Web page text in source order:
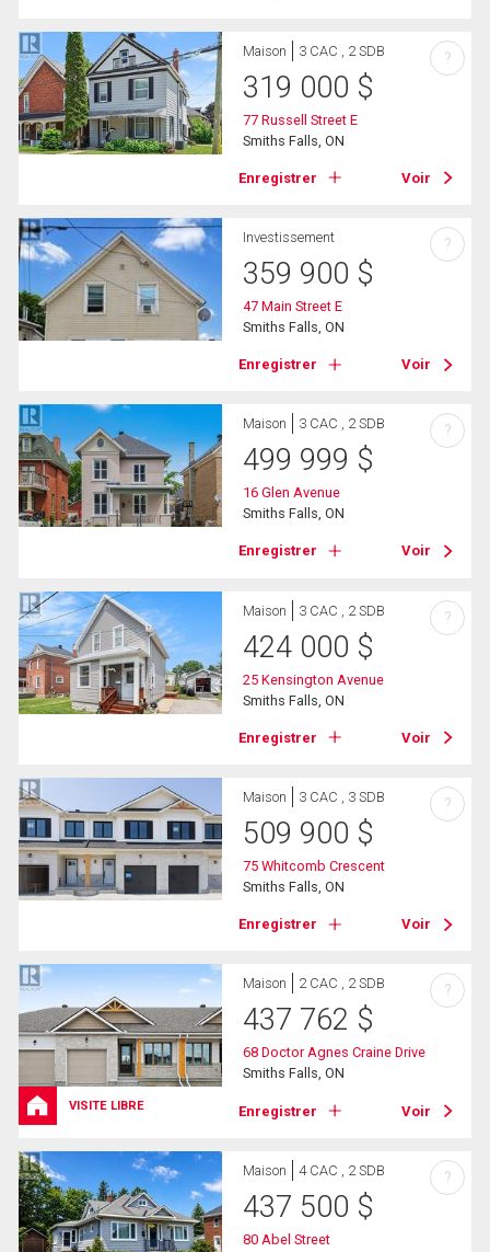
Maison 3 CAC , 2 SDB
319 000 $
77 Russell Street E
Smiths Falls, ON
Enregistrer Voir
?
Investissement
359 900 $
47 Main Street E
Smiths Falls, ON
Enregistrer Voir
?
Maison 3 CAC , 2 SDB
499 999 $
16 Glen Avenue
Smiths Falls, ON
Enregistrer Voir
?
Maison 3 CAC , 2 SDB
424 000 $
25 Kensington Avenue
Smiths Falls, ON
Enregistrer Voir
?
Maison 3 CAC , 3 SDB
509 900 $
75 Whitcomb Crescent
Smiths Falls, ON
Enregistrer Voir
?
VISITE LIBRE
Maison 2 CAC , 2 SDB
437 762 $
68 Doctor Agnes Craine Drive
Smiths Falls, ON
Enregistrer Voir
?
Maison 4 CAC , 2 SDB
437 500 $
80 Abel Street
?